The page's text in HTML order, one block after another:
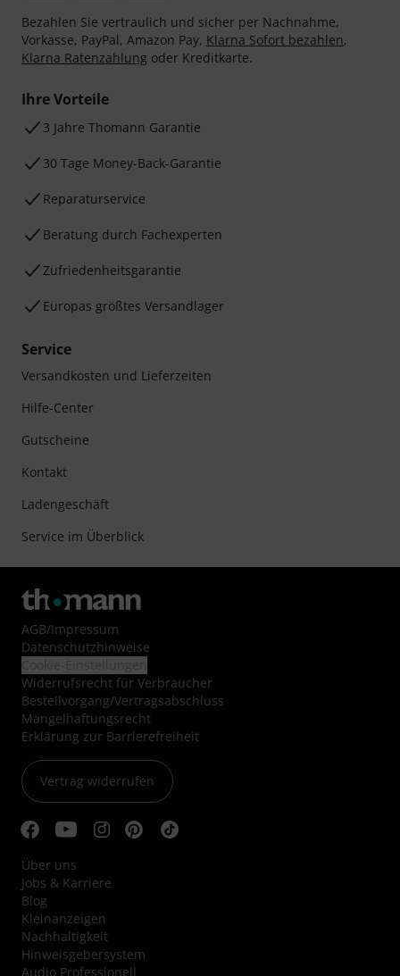
Bezahlen Sie vertraulich und sicher per Nachnahme,
Vorkasse, PayPal, Amazon Pay, Klarna Sofort bezahlen,
Klarna Ratenzahlung oder Kreditkarte.
Ihre Vorteile
3 Jahre Thomann Garantie
30 Tage Money-Back-Garantie
Reparaturservice
Beratung durch Fachexperten
Zufriedenheitsgarantie
Europas größtes Versandlager
Service
Versandkosten und Lieferzeiten
Hilfe-Center
Gutscheine
Kontakt
Ladengeschäft
Service im Überblick
AGB/Impressum
Datenschutzhinweise
Widerrufsrecht für Verbraucher
Bestellvorgang/Vertragsabschluss
Mängelhaftungsrecht
Erklärung zur Barrierefreiheit
Vertrag widerrufen
Über uns
Jobs & Karriere
Blog
Kleinanzeigen
Nachhaltigkeit
Hinweisgebersystem
Audio Professionell